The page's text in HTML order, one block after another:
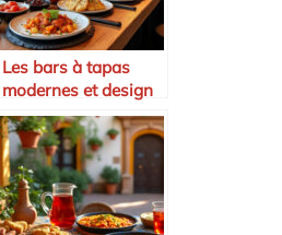
Les bars à tapas
modernes et design